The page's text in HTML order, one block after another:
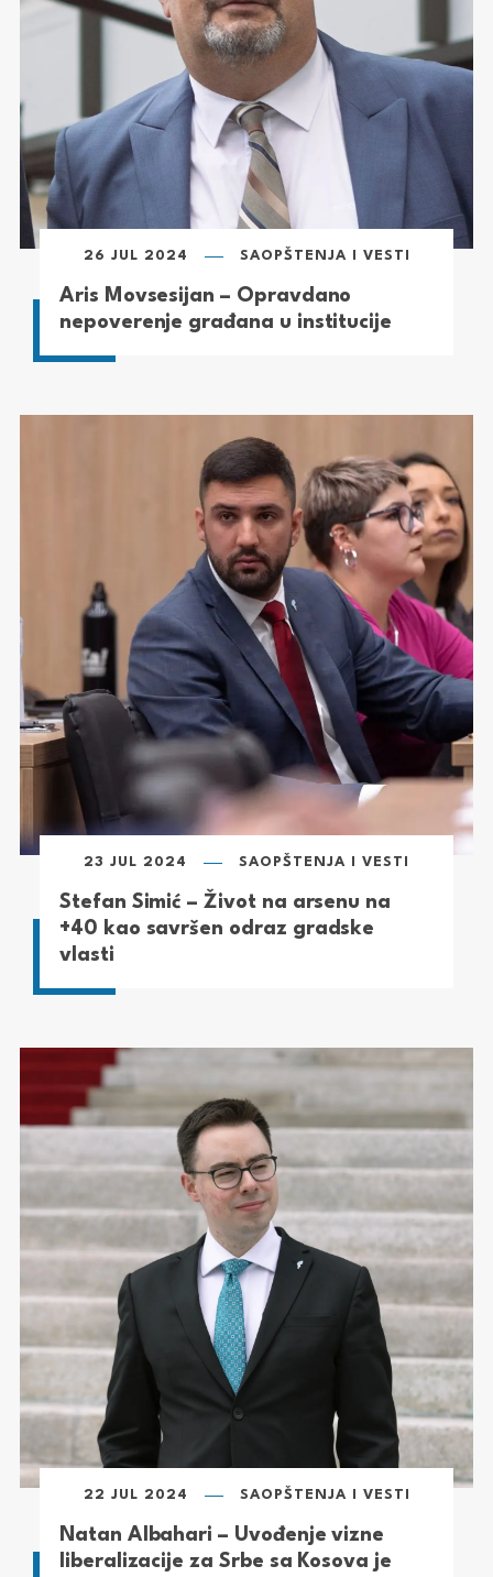
26 JUL 2024 SAOPŠTENJA I VESTI
Aris Movsesijan – Opravdano
nepoverenje građana u institucije
23 JUL 2024 SAOPŠTENJA I VESTI
Stefan Simić – Život na arsenu na
+40 kao savršen odraz gradske
vlasti
22 JUL 2024 SAOPŠTENJA I VESTI
Natan Albahari – Uvođenje vizne
liberalizacije za Srbe sa Kosova je